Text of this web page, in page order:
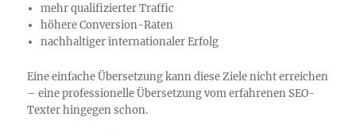
mehr qualifizierter Traffic
höhere Conversion-Raten
nachhaltiger internationaler Erfolg
Eine einfache Übersetzung kann diese Ziele nicht erreichen
– eine professionelle Übersetzung vom erfahrenen SEO-
Texter hingegen schon.